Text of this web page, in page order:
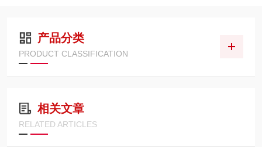
产品分类
PRODUCT CLASSIFICATION
相关文章
RELATED ARTICLES